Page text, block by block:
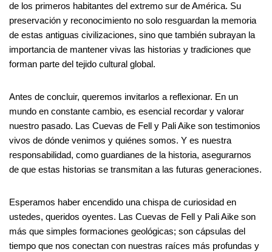
de los primeros habitantes del extremo sur de América. Su
preservación y reconocimiento no solo resguardan la memoria
de estas antiguas civilizaciones, sino que también subrayan la
importancia de mantener vivas las historias y tradiciones que
forman parte del tejido cultural global.
Antes de concluir, queremos invitarlos a reflexionar. En un
mundo en constante cambio, es esencial recordar y valorar
nuestro pasado. Las Cuevas de Fell y Pali Aike son testimonios
vivos de dónde venimos y quiénes somos. Y es nuestra
responsabilidad, como guardianes de la historia, asegurarnos
de que estas historias se transmitan a las futuras generaciones.
Esperamos haber encendido una chispa de curiosidad en
ustedes, queridos oyentes. Las Cuevas de Fell y Pali Aike son
más que simples formaciones geológicas; son cápsulas del
tiempo que nos conectan con nuestras raíces más profundas y